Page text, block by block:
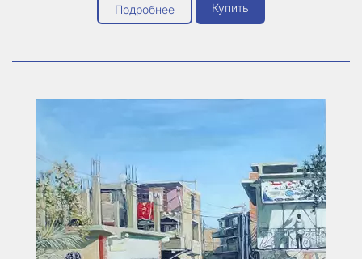
Подробнее Купить